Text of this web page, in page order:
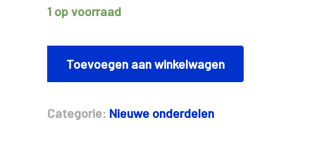
1 op voorraad
motorscherm
Toevoegen aan winkelwagen
Categorie: Nieuwe onderdelen